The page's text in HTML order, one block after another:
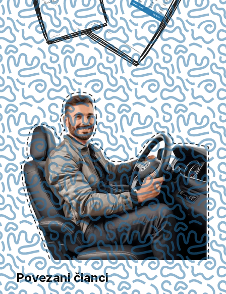
Povezani članci